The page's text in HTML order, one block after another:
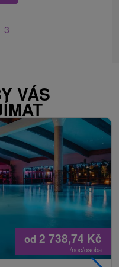
3
VÁS
od 2 738,74 Kč
/noc/osoba